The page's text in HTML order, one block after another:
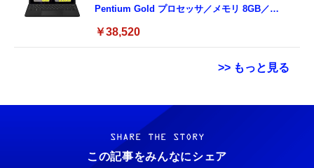
Pentium Gold プロセッサ／メモリ 8GB／
Bluetooth5.0／USB-C／1080p顔認証カメラ
￥38,520
>> もっと見る
Grithope イヤホン タイプC【2026新モデル
耐久性】 有線イヤホン マイク付き HiFi音質
ノイズ低減 重低音 遅延なし
￥949
霊界コミュニケーションロボット BAKETAN
WARASHI ばけたん ワラシ 改 KAI
￥5,400
SHARE THE STORY
この記事をみんなにシェア